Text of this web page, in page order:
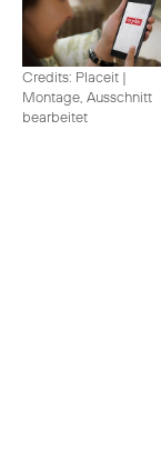
Credits: Placeit |
Montage, Ausschnitt
bearbeitet